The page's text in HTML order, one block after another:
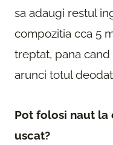
sa adaugi restul
compozitia cca 5
treptat, pana
arunci totul
Pot folosi naut la
uscat?